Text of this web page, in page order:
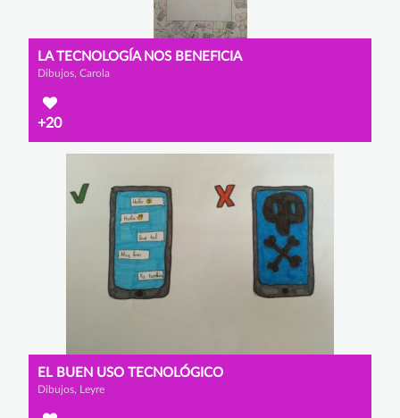
LA TECNOLOGÍA NOS BENEFICIA
Dibujos, Carola
+20
EL BUEN USO TECNOLÓGICO
Dibujos, Leyre